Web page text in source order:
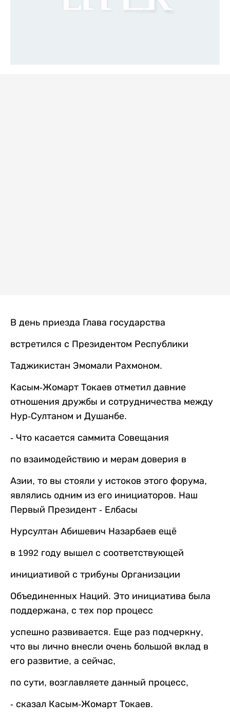
В день приезда Глава государства
встретился с Президентом Республики
Таджикистан Эмомали Рахмоном.
Касым-Жомарт Токаев отметил давние
отношения дружбы и сотрудничества между
Нур-Султаном и Душанбе.
- Что касается саммита Совещания
по взаимодействию и мерам доверия в
Азии, то вы стояли у истоков этого форума,
являлись одним из его инициаторов. Наш
Первый Президент - Елбасы
Нурсултан Абишевич Назарбаев ещё
в 1992 году вышел с соответствующей
инициативой с трибуны Организации
Объединенных Наций. Это инициатива была
поддержана, с тех пор процесс
успешно развивается. Еще раз подчеркну,
что вы лично внесли очень большой вклад в
его развитие, а сейчас,
по сути, возглавляете данный процесс,
- сказал Касым-Жомарт Токаев.